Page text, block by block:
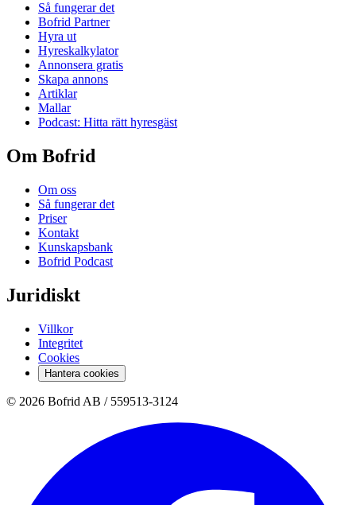
Så fungerar det
Bofrid Partner
Hyra ut
Hyreskalkylator
Annonsera gratis
Skapa annons
Artiklar
Mallar
Podcast: Hitta rätt hyresgäst
Om Bofrid
Om oss
Så fungerar det
Priser
Kontakt
Kunskapsbank
Bofrid Podcast
Juridiskt
Villkor
Integritet
Cookies
Hantera cookies
© 2026 Bofrid AB / 559513-3124